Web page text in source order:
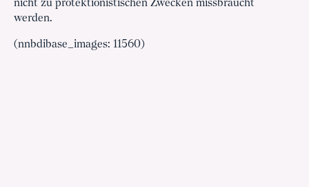
nicht zu protektionistischen Zwecken missbraucht
werden.
(nnbdibase_images: 11560)